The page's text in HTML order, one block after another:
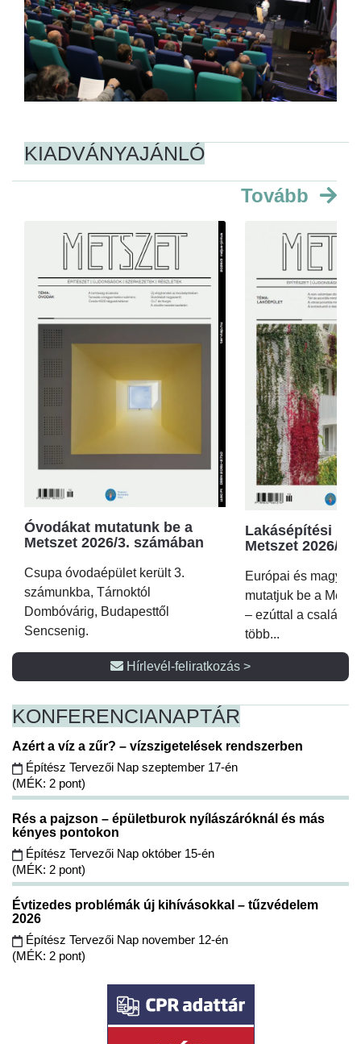
KIADVÁNYAJÁNLÓ
Tovább
Óvodákat mutatunk be a
Metszet 2026/3. számában
Csupa óvodaépület került 3.
számunkba, Tárnoktól
Dombóvárig, Budapesttől
Sencsenig.
Lakásépítési
Metszet 2026/2.
Európai és magyar
mutatjuk be a
– ezúttal a családi
több...
Hírlevél-feliratkozás >
KONFERENCIANAPTÁR
Azért a víz a zűr? – vízszigetelések rendszerben
Építész Tervezői Nap szeptember 17-én
(MÉK: 2 pont)
Rés a pajzson – épületburok nyílászáróknál és más
kényes pontokon
Építész Tervezői Nap október 15-én
(MÉK: 2 pont)
Évtizedes problémák új kihívásokkal – tűzvédelem
2026
Építész Tervezői Nap november 12-én
(MÉK: 2 pont)